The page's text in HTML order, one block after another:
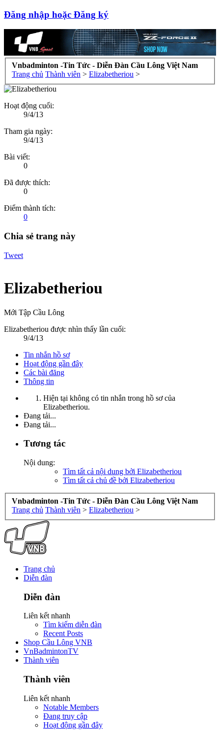
Đăng nhập hoặc Đăng ký
Vnbadminton -Tin Tức - Diễn Đàn Cầu Lông Việt Nam
Trang chủ Thành viên > Elizabetheriou >
Hoạt động cuối:
9/4/13
Tham gia ngày:
9/4/13
Bài viết:
0
Đã được thích:
0
Điểm thành tích:
0
Chia sẻ trang này
Tweet
Elizabetheriou
Mới Tập Cầu Lông
Elizabetheriou được nhìn thấy lần cuối:
9/4/13
Tin nhắn hồ sơ
Hoạt động gần đây
Các bài đăng
Thông tin
Hiện tại không có tin nhắn trong hồ sơ của
Elizabetheriou.
Đang tải...
Đang tải...
Tương tác
Nội dung:
Tìm tất cả nội dung bởi Elizabetheriou
Tìm tất cả chủ đề bởi Elizabetheriou
Vnbadminton -Tin Tức - Diễn Đàn Cầu Lông Việt Nam
Trang chủ Thành viên > Elizabetheriou >
Trang chủ
Diễn đàn
Diễn đàn
Liên kết nhanh
Tìm kiếm diễn đàn
Recent Posts
Shop Cầu Lông VNB
VnBadmintonTV
Thành viên
Thành viên
Liên kết nhanh
Notable Members
Đang truy cập
Hoạt động gần đây